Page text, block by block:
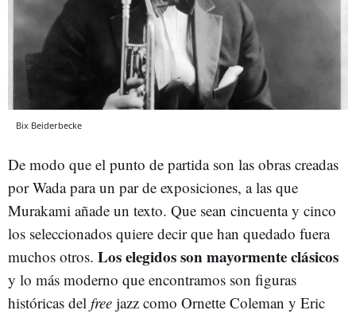
Bix Beiderbecke
De modo que el punto de partida son las obras creadas
por Wada para un par de exposiciones, a las que
Murakami añade un texto. Que sean cincuenta y cinco
los seleccionados quiere decir que han quedado fuera
muchos otros. Los elegidos son mayormente clásicos
y lo más moderno que encontramos son figuras
históricas del free jazz como Ornette Coleman y Eric